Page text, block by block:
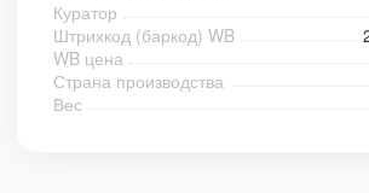
Куратор
Штрихкод (баркод) WB
WB цена
Страна производства
Вес